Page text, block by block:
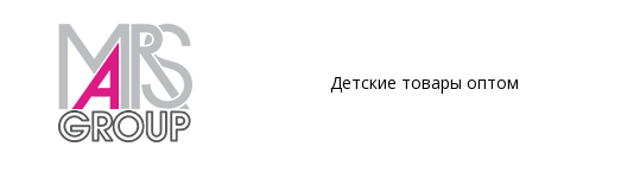
Детские товары оптом